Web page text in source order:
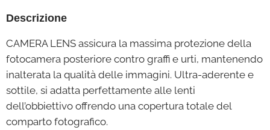
Descrizione
CAMERA LENS assicura la massima protezione della
fotocamera posteriore contro graffi e urti, mantenendo
inalterata la qualità delle immagini. Ultra-aderente e
sottile, si adatta perfettamente alle lenti
dell’obbiettivo offrendo una copertura totale del
comparto fotografico.